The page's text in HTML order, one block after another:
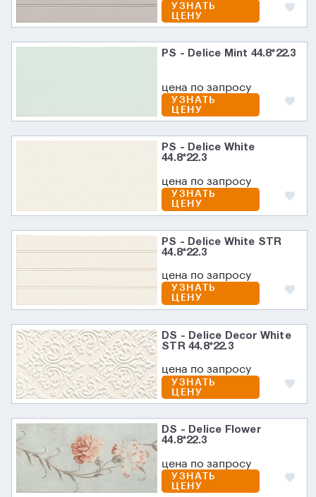
УЗНАТЬ
ЦЕНУ
PS - Delice Mint 44.8*22.3
цена по запросу
УЗНАТЬ
ЦЕНУ
PS - Delice White
44.8*22.3
цена по запросу
УЗНАТЬ
ЦЕНУ
PS - Delice White STR
44.8*22.3
цена по запросу
УЗНАТЬ
ЦЕНУ
DS - Delice Decor White
STR 44.8*22.3
цена по запросу
УЗНАТЬ
ЦЕНУ
DS - Delice Flower
44.8*22.3
цена по запросу
УЗНАТЬ
ЦЕНУ